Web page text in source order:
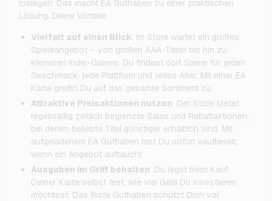
loslegen. Das macht EA Guthaben zu einer praktischen
Lösung. Deine Vorteile:
Vielfalt auf einen Blick: Im Store wartet ein großes
Spieleangebot – von großen AAA-Titeln bis hin zu
kleineren Indie-Games. Du findest dort Spiele für jeden
Geschmack, jede Plattform und jedes Alter. Mit einer EA
Karte greifst Du auf das gesamte Sortiment zu.
Attraktive Preisaktionen nutzen: Der Store bietet
regelmäßig zeitlich begrenzte Sales und Rabattaktionen,
bei denen beliebte Titel günstiger erhältlich sind. Mit
aufgeladenem EA Guthaben bist Du sofort kaufbereit,
wenn ein Angebot auftaucht.
Ausgaben im Griff behalten: Du legst beim Kauf
Deiner Karte selbst fest, wie viel Geld Du investieren
möchtest. Das feste Guthaben schützt Dich vor